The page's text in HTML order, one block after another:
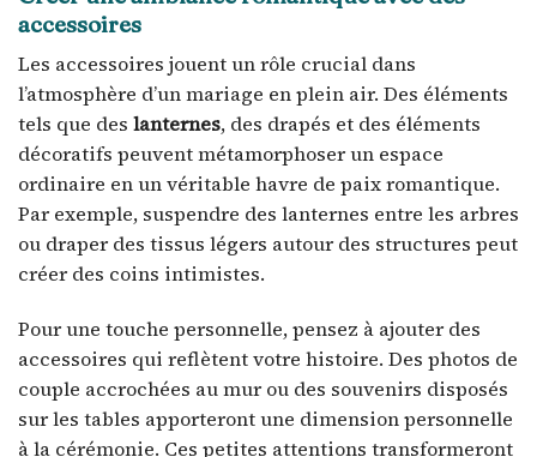
accessoires
Les accessoires jouent un rôle crucial dans
l’atmosphère d’un mariage en plein air. Des éléments
tels que des lanternes, des drapés et des éléments
décoratifs peuvent métamorphoser un espace
ordinaire en un véritable havre de paix romantique.
Par exemple, suspendre des lanternes entre les arbres
ou draper des tissus légers autour des structures peut
créer des coins intimistes.
Pour une touche personnelle, pensez à ajouter des
accessoires qui reflètent votre histoire. Des photos de
couple accrochées au mur ou des souvenirs disposés
sur les tables apporteront une dimension personnelle
à la cérémonie. Ces petites attentions transformeront